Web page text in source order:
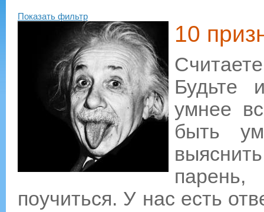
Показать фильтр
10
Будьте
умнее
быть
поучиться. У нас есть